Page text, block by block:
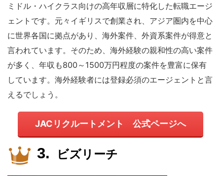
ミドル・ハイクラス向けの高年収層に特化した転職エージ
ェントです。元々イギリスで創業され、アジア圏内を中心
に世界各国に拠点があり、海外案件、外資系案件が得意と
言われています。そのため、海外経験の親和性の高い案件
が多く、年収も800～1500万円程度の案件を豊富に保有
しています。海外経験者には登録必須のエージェントと言
えるでしょう。
JACリクルートメント 公式ページへ
ビズリーチ